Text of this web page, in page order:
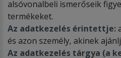
alsóvonalbeli ismerőseik
termékeket.
Az adatkezelés érintettje:
és azon személy, akinek
Az adatkezelés tárgya (a